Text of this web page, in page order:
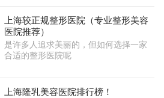
上海较正规整形医院（专业整形美容
医院推荐）
是许多人追求美丽的，但如何选择一家
合适的整形医院呢
上海隆乳美容医院排行榜！